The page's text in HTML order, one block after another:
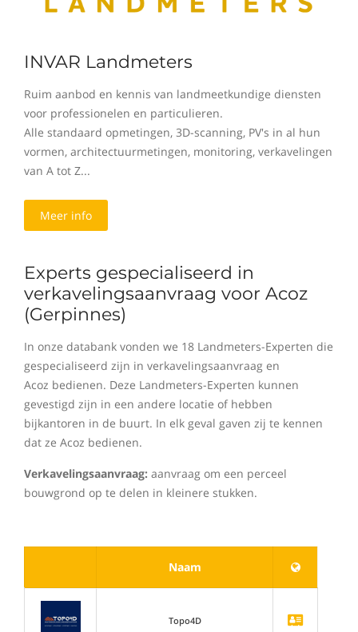
INVAR Landmeters
Ruim aanbod en kennis van landmeetkundige diensten
voor professionelen en particulieren.
Alle standaard opmetingen, 3D-scanning, PV's in al hun
vormen, architectuurmetingen, monitoring, verkavelingen
van A tot Z...
Meer info
Experts gespecialiseerd in
verkavelingsaanvraag voor Acoz
(Gerpinnes)
In onze databank vonden we 18 Landmeters-Experten die
gespecialiseerd zijn in verkavelingsaanvraag en
Acoz bedienen. Deze Landmeters-Experten kunnen
gevestigd zijn in een andere locatie of hebben
bijkantoren in de buurt. In elk geval gaven zij te kennen
dat ze Acoz bedienen.
Verkavelingsaanvraag: aanvraag om een perceel
bouwgrond op te delen in kleinere stukken.
Naam
Topo4D